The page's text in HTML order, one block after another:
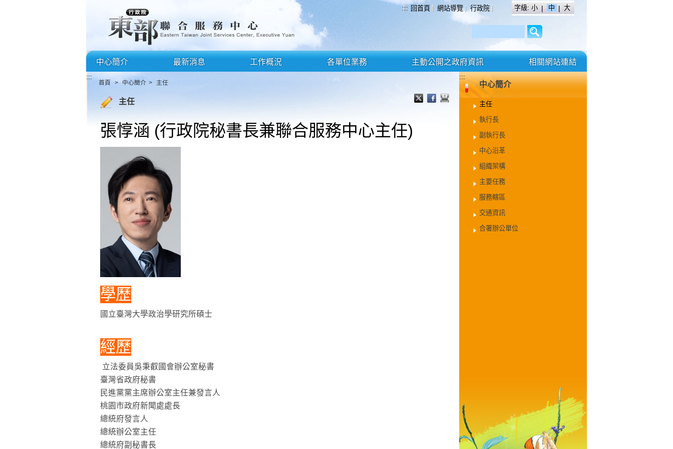
::: 回首頁 網站導覽 行政院 字級: 小 中 大
中心簡介 最新消息 工作概況 各單位業務 主動公開之政府資訊 相關網站連結
:::
首頁 > 中心簡介 > 主任
主任
張惇涵 (行政院秘書長兼聯合服務中心主任)
學歷
國立臺灣大學政治學研究所碩士
經歷
立法委員吳秉叡國會辦公室秘書
臺灣省政府秘書
民進黨黨主席辦公室主任兼發言人
桃園市政府新聞處處長
總統府發言人
總統辦公室主任
總統府副秘書長
:::
中心簡介
主任
執行長
副執行長
中心沿革
組織架構
主要任務
服務轄區
交通資訊
合署辦公單位